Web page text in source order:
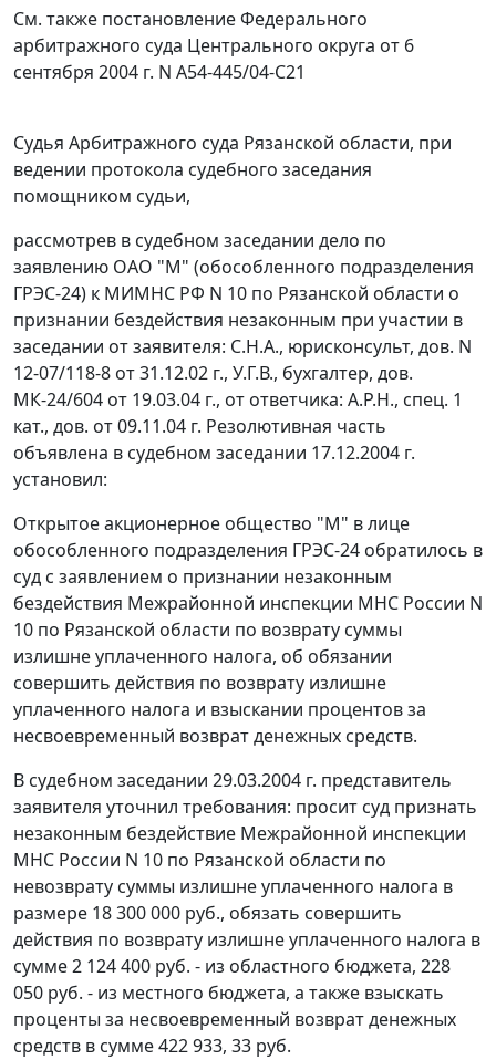
См. также постановлениеФедерального
арбитражного суда Центрального округа от 6
сентября 2004 г. N А54-445/04-С21
Судья Арбитражного суда Рязанской области, при
ведении протокола судебного заседания
помощником судьи,
рассмотрев в судебном заседании дело по
заявлению ОАО "М" (обособленного подразделения
ГРЭС-24) к МИМНС РФ N 10 по Рязанской области о
признании бездействия незаконным при участии в
заседании от заявителя: С.Н.А., юрисконсульт, дов. N
12-07/118-8 от 31.12.02 г., У.Г.В., бухгалтер, дов.
МК-24/604 от 19.03.04 г., от ответчика: А.Р.Н., спец. 1
кат., дов. от 09.11.04 г. Резолютивная часть
объявлена в судебном заседании 17.12.2004 г.
установил:
Открытое акционерное общество "М" в лице
обособленного подразделения ГРЭС-24 обратилось в
суд с заявлением о признании незаконным
бездействия Межрайонной инспекции МНС России N
10 по Рязанской области по возврату суммы
излишне уплаченного налога, об обязании
совершить действия по возврату излишне
уплаченного налога и взыскании процентов за
несвоевременный возврат денежных средств.
В судебном заседании 29.03.2004 г. представитель
заявителя уточнил требования: просит суд признать
незаконным бездействие Межрайонной инспекции
МНС России N 10 по Рязанской области по
невозврату суммы излишне уплаченного налога в
размере 18 300 000 руб., обязать совершить
действия по возврату излишне уплаченного налога в
сумме 2 124 400 руб. - из областного бюджета, 228
050 руб. - из местного бюджета, а также взыскать
проценты за несвоевременный возврат денежных
средств в сумме 422 933, 33 руб.